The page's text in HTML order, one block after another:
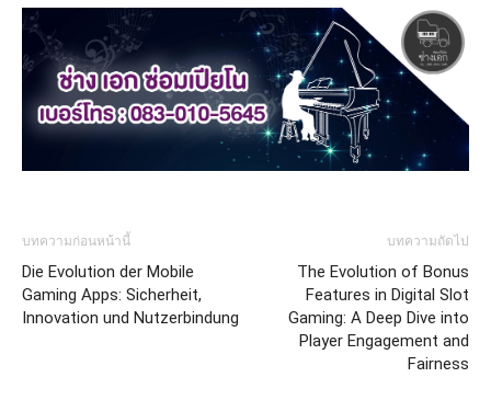
บทความก่อนหน้านี้
Die Evolution der Mobile
Gaming Apps: Sicherheit,
Innovation und Nutzerbindung
บทความถัดไป
The Evolution of Bonus
Features in Digital Slot
Gaming: A Deep Dive into
Player Engagement and
Fairness